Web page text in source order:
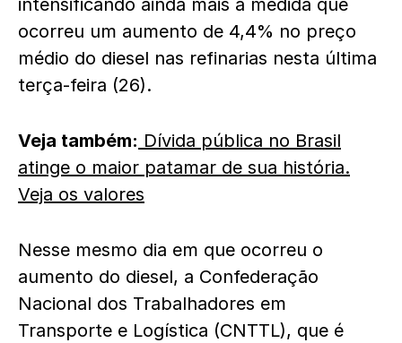
intensificando ainda mais à medida que
ocorreu um aumento de 4,4% no preço
médio do diesel nas refinarias nesta última
terça-feira (26).
Veja também: Dívida pública no Brasil
atinge o maior patamar de sua história.
Veja os valores
Nesse mesmo dia em que ocorreu o
aumento do diesel, a Confederação
Nacional dos Trabalhadores em
Transporte e Logística (CNTTL), que é